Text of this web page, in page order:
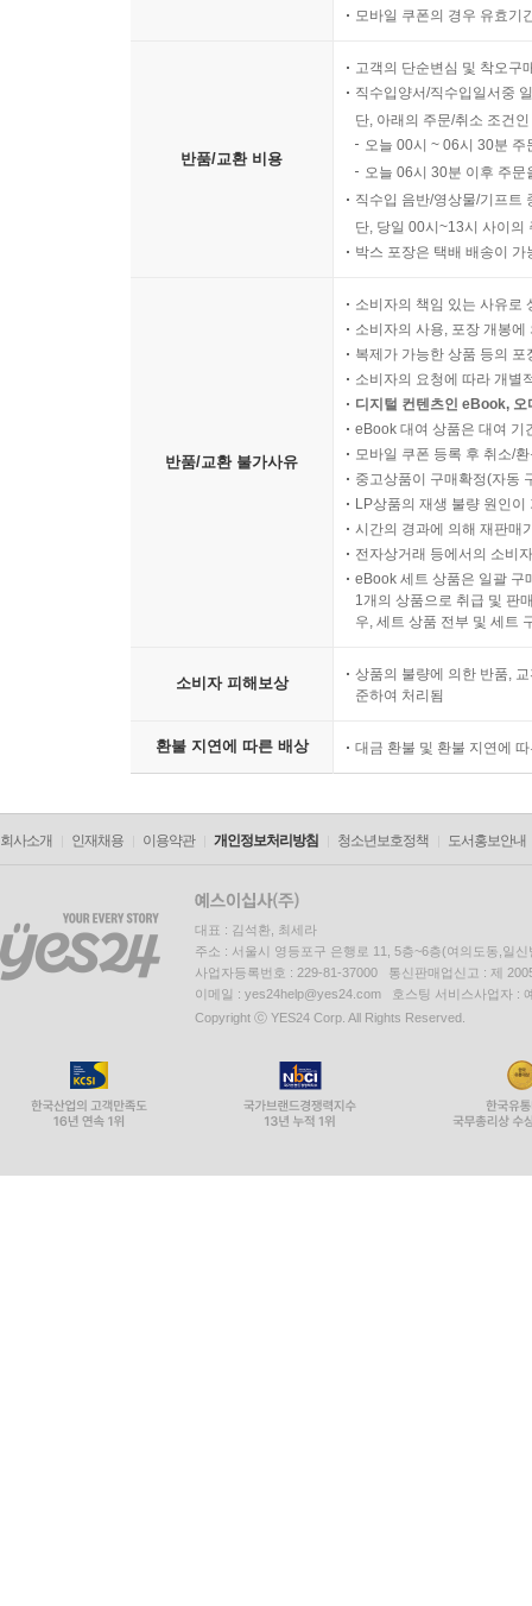
모바일 쿠폰의 경우 유효기
반품/교환 비용
고객의 단순변심 및 착오구
직수입양서/직수입일서중
단, 아래의 주문/취소 조건
오늘 00시 ~ 06시 30분
오늘 06시 30분 이후 주
직수입 음반/영상물/기프트
단, 당일 00시~13시 사이의
박스 포장은 택배 배송이
반품/교환 불가사유
소비자의 책임 있는 사유로
소비자의 사용, 포장 개봉
복제가 가능한 상품 등의
소비자의 요청에 따라 개별
디지털 컨텐츠인 eBook,
eBook 대여 상품은 대여 기
모바일 쿠폰 등록 후 취소/
중고상품이 구매확정(자동
LP상품의 재생 불량 원인
시간의 경과에 의해 재판매
전자상거래 등에서의 소비
eBook 세트 상품은 일괄 구
1개의 상품으로 취급 및 판
우, 세트 상품 전부 및 세트
소비자 피해보상
상품의 불량에 의한 반품,
준하여 처리됨
환불 지연에 따른 배상 대금 환불 및 환불 지연에
회사소개 인재채용 이용약관 개인정보처리방침 청소년보호정책 도서홍보안내
대표 : 김석환, 최세라
주소 : 서울시 영등포구 은행로 11, 5층~6층(여의도동,일신
사업자등록번호 : 229-81-37000 통신판매업신고 : 제
이메일 : yes24help@yes24.com 호스팅 서비스사업자 :
Copyright ⓒ YES24 Corp. All Rights Reserved.